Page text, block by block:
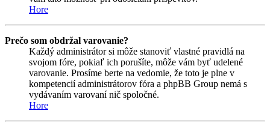
Hore
Prečo som obdržal varovanie?
Každý administrátor si môže stanoviť vlastné pravidlá na
svojom fóre, pokiaľ ich porušíte, môže vám byť udelené
varovanie. Prosíme berte na vedomie, že toto je plne v
kompetencií administrátorov fóra a phpBB Group nemá s
vydávaním varovaní nič spoločné.
Hore